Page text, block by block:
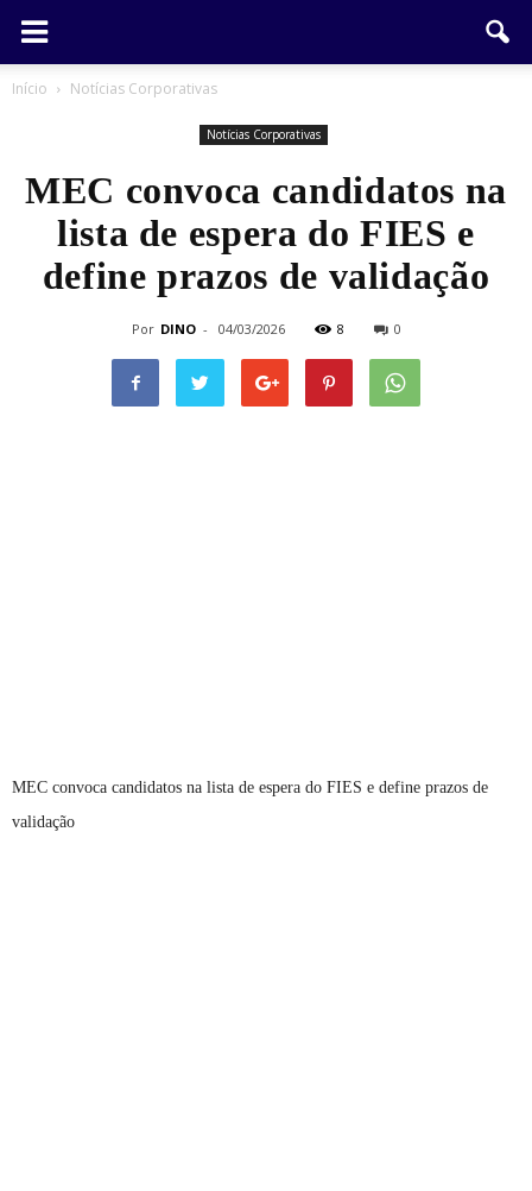
Início Notícias Corporativas
Notícias Corporativas
MEC convoca candidatos na
lista de espera do FIES e
define prazos de validação
Por DINO - 04/03/2026 8 0
MEC convoca candidatos na lista de espera do FIES e define prazos de
validação